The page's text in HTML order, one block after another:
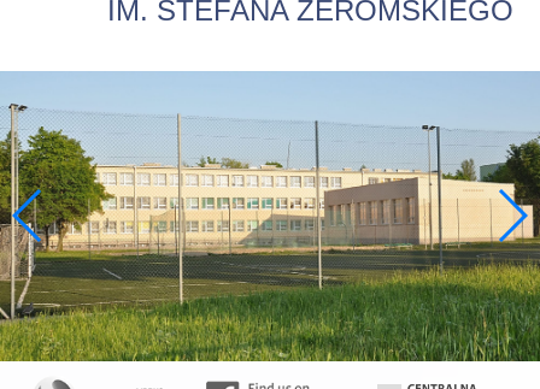
IM. STEFANA ŻEROMSKIEGO